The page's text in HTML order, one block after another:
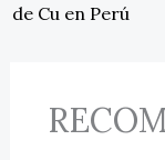
de Cu en Perú